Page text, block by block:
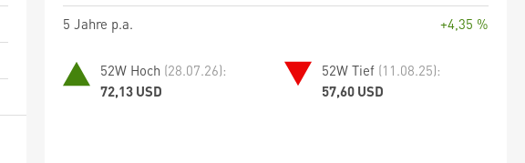
5 Jahre p.a.
+4,35 %
52W Hoch (28.07.26):
72,13 USD
52W Tief (11.08.25):
57,60 USD